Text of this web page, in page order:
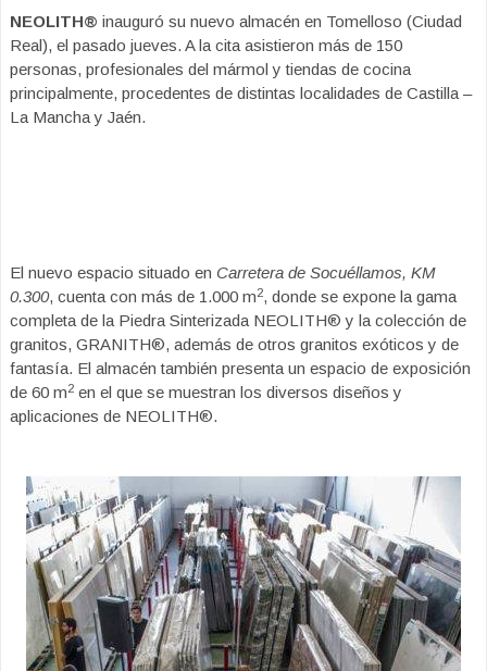
NEOLITH® inauguró su nuevo almacén en Tomelloso (Ciudad
Real), el pasado jueves. A la cita asistieron más de 150
personas, profesionales del mármol y tiendas de cocina
principalmente, procedentes de distintas localidades de Castilla –
La Mancha y Jaén.
El nuevo espacio situado en Carretera de Socuéllamos, KM
0.300, cuenta con más de 1.000 m2, donde se expone la gama
completa de la Piedra Sinterizada NEOLITH® y la colección de
granitos, GRANITH®, además de otros granitos exóticos y de
fantasía. El almacén también presenta un espacio de exposición
de 60 m2 en el que se muestran los diversos diseños y
aplicaciones de NEOLITH®.